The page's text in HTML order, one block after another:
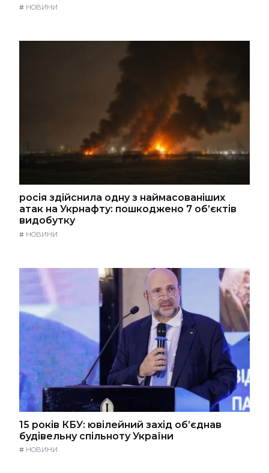
# НОВИНИ
росія здійснила одну з наймасованіших
атак на Укрнафту: пошкоджено 7 об’єктів
видобутку
# НОВИНИ
15 років КБУ: ювілейний захід об’єднав
будівельну спільноту України
# НОВИНИ